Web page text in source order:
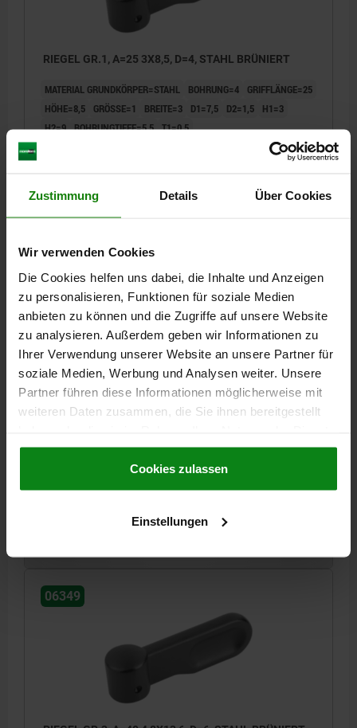
Zustimmung Details Über Cookies
Wir verwenden Cookies
Die Cookies helfen uns dabei, die Inhalte und Anzeigen
zu personalisieren, Funktionen für soziale Medien
anbieten zu können und die Zugriffe auf unsere Website
zu analysieren. Außerdem geben wir Informationen zu
Ihrer Verwendung unserer Website an unsere Partner für
soziale Medien, Werbung und Analysen weiter. Unsere
Partner führen diese Informationen möglicherweise mit
weiteren Daten zusammen, die Sie ihnen bereitgestellt
gesammelt haben.Cookie Richtlinien
Datenschutz|AGB
Cookies zulassen
Einstellungen
RIEGEL GR.1, A=25 3X8,5, D=4, STAHL BRÜNIERT
MATERIAL GRUNDKÖRPER=STAHL BOHRUNG=4
GRIFFLÄNGE=25
HÖHE=8,5
GRÖSSE=1 BREITE=3 D1=7,5 D2=1,5
H1=3
H2=9 BOHRUNGTIEFE=5,5 T1=0,5
4,75 €
DETAILS
06349
RIEGEL GR.2, A=30 3,6X10,2, D=5, STAHL BRÜNIERT
HÖHE=10,2 GRÖSSE=2 BREITE=3,6 D1=9 D2=2 H1=4
BOHRUNGTIEFE=6,5 T1=1
06349